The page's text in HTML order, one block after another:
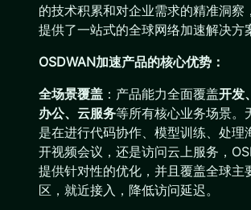
的技术积累和对企业需求的精准洞察
提供了一站式的全球网络加速解决方
OSDWAN加速产品的核心优势：
全场景覆盖 ：产品能力全面覆盖开发
办公、云服务等所有核心业务场景。
是在进行代码协作、模型训练、处理
开视频会议，还是访问云上服务，
提供针对性的优化，并且覆盖全球主
区，就近接入，降低访问延迟。